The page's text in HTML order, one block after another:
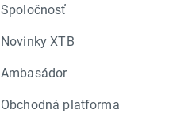
Spoločnosť
Novinky XTB
Ambasádor
Obchodná platforma